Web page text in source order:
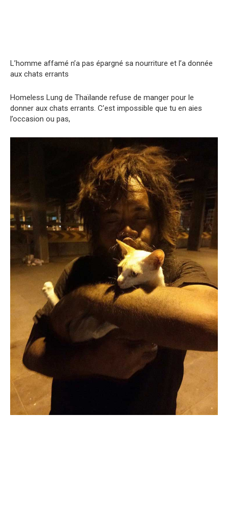
L’homme affamé n’a pas épargné sa nourriture et l’a donnée
aux chats errants
Homeless Lung de Thaïlande refuse de manger pour le
donner aux chats errants. C’est impossible que tu en aies
l’occasion ou pas,